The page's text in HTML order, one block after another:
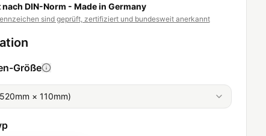
DIN-Norm - Made in Germany
sind geprüft, zertifiziert und bundesweit anerkannt
Größe
× 110mm)